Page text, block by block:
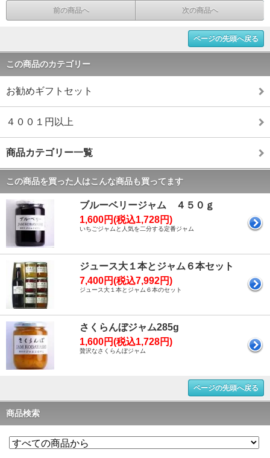
前の商品へ 次の商品へ
ページの先頭へ戻る
この商品のカテゴリー
お勧めギフトセット
４００１円以上
商品カテゴリー一覧
この商品を買った人はこんな商品も買ってます
ブルーベリージャム ４５０ｇ
1,600円(税込1,728円)
いちごジャムと人気を二分する定番ジャム
ジュース大１本とジャム６本セット
7,400円(税込7,992円)
ジュース大１本とジャム６本のセット
さくらんぼジャム285g
1,600円(税込1,728円)
贅沢なさくらんぼジャム
ページの先頭へ戻る
商品検索